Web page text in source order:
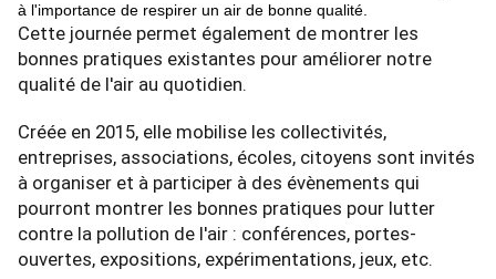
à l'importance de respirer un air de bonne qualité.
Cette journée permet également de montrer les
bonnes pratiques existantes pour améliorer notre
qualité de l'air au quotidien.
Créée en 2015, elle mobilise les collectivités,
entreprises, associations, écoles, citoyens sont invités
à organiser et à participer à des évènements qui
pourront montrer les bonnes pratiques pour lutter
contre la pollution de l'air : conférences, portes-
ouvertes, expositions, expérimentations, jeux, etc.